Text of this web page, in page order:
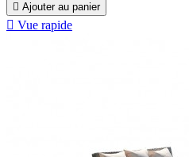
 Ajouter au panier
 Vue rapide